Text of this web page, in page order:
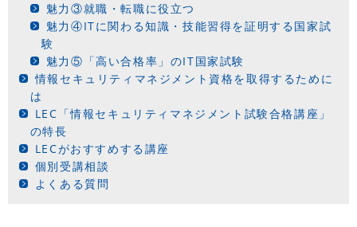
魅力③就職・転職に役立つ
魅力④ITに関わる知識・技能習得を証明する国家試
験
魅力⑤「高い合格率」のIT国家試験
情報セキュリティマネジメント資格を取得するために
は
LEC「情報セキュリティマネジメント試験合格講座」
の特長
LECがおすすめする講座
個別受講相談
よくある質問